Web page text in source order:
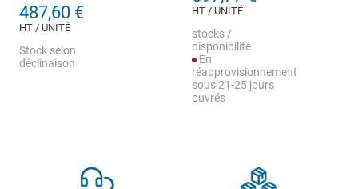
487,60 €
HT / UNITÉ
Stock selon
déclinaison
HT / UNITÉ
stocks /
disponibilité
En
réapprovisionnement
sous 21-25 jours
ouvrés